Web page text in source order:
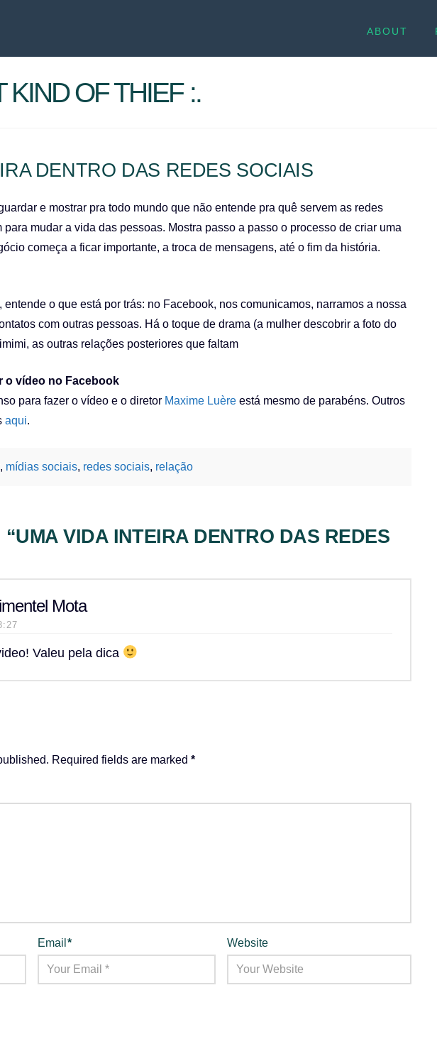
ABOUT
KIND OF THIEF :.
DENTRO DAS REDES SOCIAIS
e mostrar pra todo mundo que não entende pra quê servem as redes
mudar a vida das pessoas. Mostra passo a passo o processo de criar uma
começa a ficar importante, a troca de mensagens, até o fim da história.
o que está por trás: no Facebook, nos comunicamos, narramos a nossa
com outras pessoas. Há o toque de drama (a mulher descobrir a foto do
as outras relações posteriores que faltam
o vídeo no Facebook
para fazer o vídeo e o diretor Maxime Luère está mesmo de parabéns. Outros
aqui.
, mídias sociais, redes sociais, relação
“UMA VIDA INTEIRA DENTRO DAS REDES
Mota
Valeu pela dica
Required fields are marked *
Email* Website